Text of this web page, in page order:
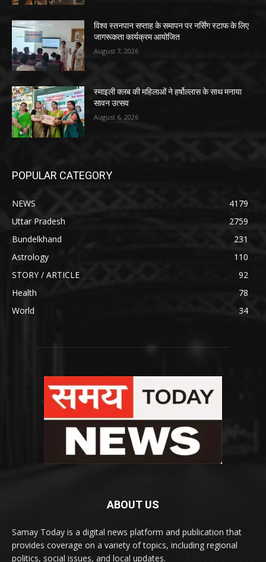
विश्व स्तनपान सप्ताह के समापन पर नर्सिंग स्टाफ के लिए
जागरूकता कार्यक्रम आयोजित
August 7, 2026
स्माइली क्लब की महिलाओं ने हर्षोल्लास के साथ मनाया
सावन उत्सव
August 6, 2026
POPULAR CATEGORY
NEWS
4179
Uttar Pradesh
2759
Bundelkhand
231
Astrology
110
STORY / ARTICLE
92
Health
78
World
34
ABOUT US
Samay Today is a digital news platform and publication that
provides coverage on a variety of topics, including regional
politics, social issues, and local updates.